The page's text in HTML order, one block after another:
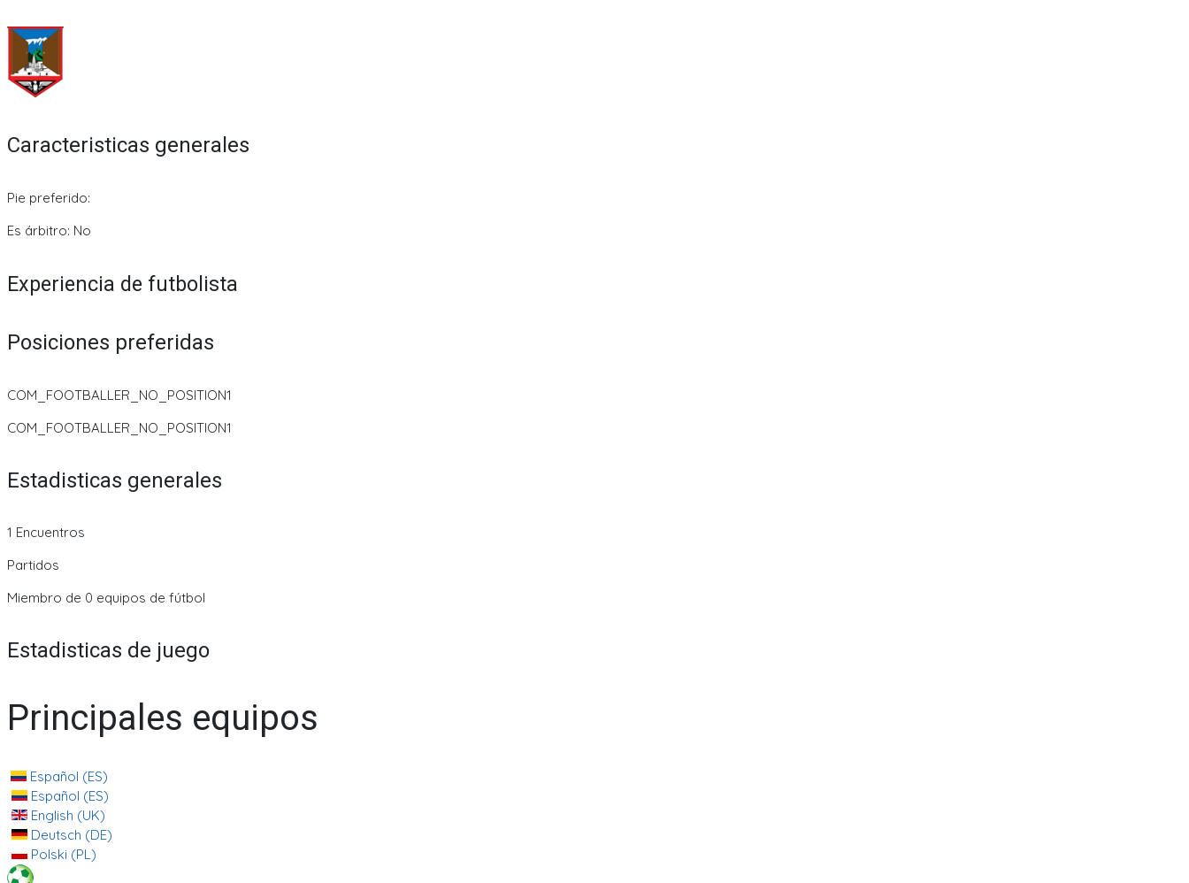
Caracteristicas generales
Pie preferido:
Es árbitro: No
Experiencia de futbolista
Posiciones preferidas
COM_FOOTBALLER_NO_POSITION1
COM_FOOTBALLER_NO_POSITION1
Estadisticas generales
1 Encuentros
Partidos
Miembro de 0 equipos de fútbol
Estadisticas de juego
Principales equipos
Español (ES)
Español (ES)
English (UK)
Deutsch (DE)
Polski (PL)